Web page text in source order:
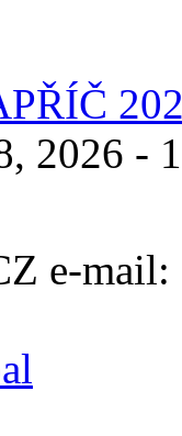
2026 -
e-mail: